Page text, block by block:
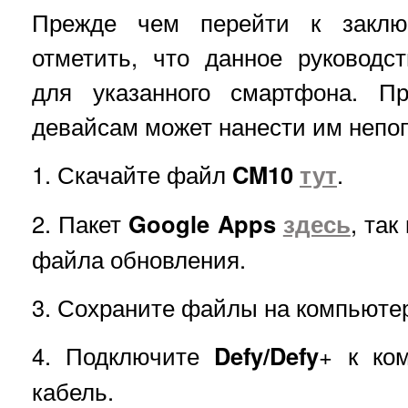
Прежде чем перейти к
отметить, что данное
для указанного смартфона.
девайсам может нанести им
1. Скачайте файл CM10тут.
2. Пакет Google Apps здесь,
файла обновления.
3. Сохраните файлы на
4. Подключите Defy/Defy+ к
кабель.